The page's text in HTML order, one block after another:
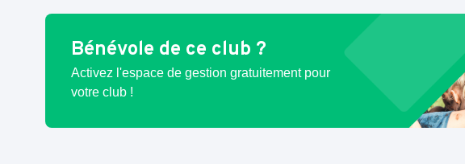
Bénévole de ce club ?
Activez l'espace de gestion gratuitement pour
votre club !